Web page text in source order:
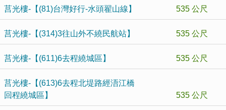
莒光樓-【(81)台灣好行-水頭翟山線】 535 公尺
莒光樓-【(314)3往山外不繞民航站】 535 公尺
莒光樓-【(611)6去程繞城區】 535 公尺
莒光樓-【(613)6去程北堤路經浯江橋
回程繞城區】
535 公尺